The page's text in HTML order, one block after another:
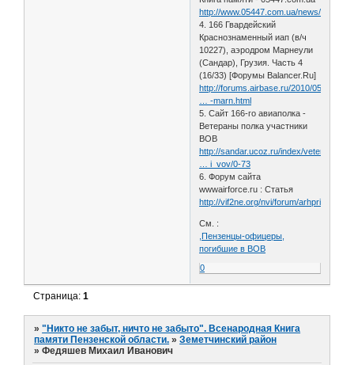
http://www.05447.com.ua/news/1085613
4. 166 Гвардейский
Краснознаменный иап (в/ч
10227), аэродром Марнеули
(Сандар), Грузия. Часть 4
(16/33) [Форумы Balancer.Ru]
http://forums.airbase.ru/2010/05/t62425
… -marn.html
5. Cайт 166-го авиаполка -
Ветераны полка участники
ВОВ
http://sandar.ucoz.ru/index/veterany_po
… i_vov/0-73
6. Форум сайта
wwwairforce.ru : Статья
http://vif2ne.org/nvi/forum/arhprint/
См. :
,Пензенцы-офицеры,
погибшие в ВОВ
0
Страница:1
»"Никто не забыт, ничто не забыто". Всенародная Книга
памяти Пензенской области. »Земетчинский район
»Федяшев Михаил Иванович